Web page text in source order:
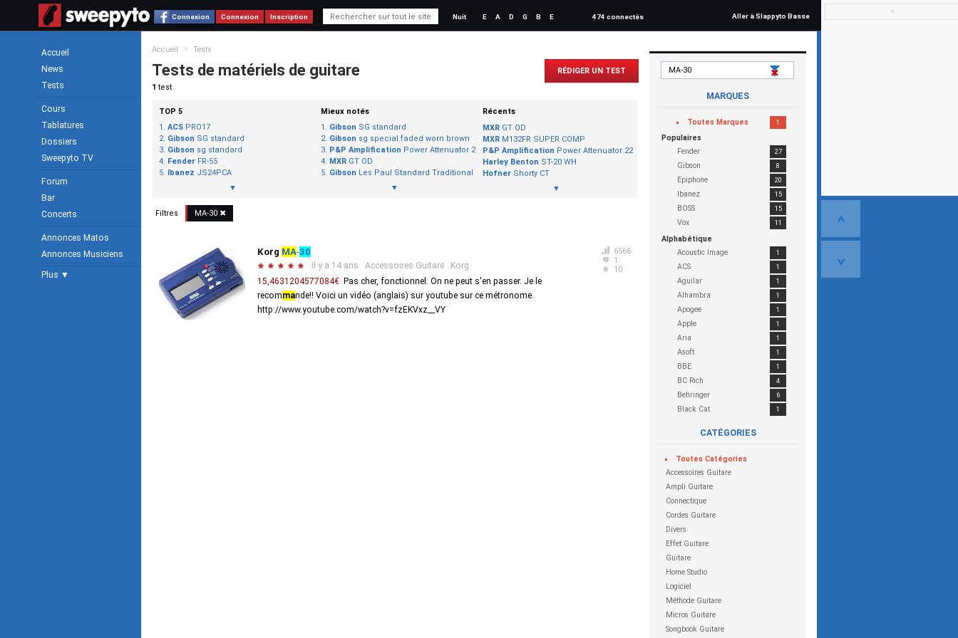
Connexion Connexion Inscription Nuit E A D G B E 474 connectés Aller à Slappyto Basse
Accueil
News
Tests
Cours
Tablatures
Dossiers
Sweepyto TV
Forum
Bar
Concerts
Annonces Matos
Annonces Musiciens
Plus ▼
Accueil > Tests
Tests de matériels de guitare
1 test
RÉDIGER UN TEST
MARQUES
1
Toutes Marques
Populaires
27
Fender
8
Gibson
20
Epiphone
15
Ibanez
15
BOSS
11
Vox
Alphabétique
1
Acoustic Image
1
ACS
1
Aguilar
1
Alhambra
1
Apogee
1
Apple
1
Aria
1
Asoft
1
BBE
4
BC Rich
6
Behringer
1
Black Cat
BlackstarCATÉGORIES
Toutes Catégories
Accessoires Guitare
Ampli Guitare
Connectique
Cordes Guitare
Divers
Effet Guitare
Guitare
Home Studio
Logiciel
Méthode Guitare
Micros Guitare
Songbook Guitare
TOP 5
ACS PRO17
Gibson SG standard
Gibson sg standard
Fender FR-55
Ibanez JS24PCA
▼
Mieux notés
Gibson SG standard
Gibson sg special faded worn brown
P&P Amplification Power Attenuator 22
MXR GT OD
Gibson Les Paul Standard Traditional Pro
▼
Récents
MXR GT OD
MXR M132FR SUPER COMP
P&P Amplification Power Attenuator 22
Harley Benton ST-20 WH
Hofner Shorty CT
▼
Filtres MA-30 ✖
6566
1
10
Korg MA-30
★ ★ ★ ★ ★ · il y a 14 ans · Accessoires Guitare · Korg
15,4631204577084€ Pas cher, fonctionnel. On ne peut s'en passer. Je le
recommande!! Voici un vidéo (anglais) sur youtube sur ce métronome.
http://www.youtube.com/watch?v=fzEKVxz__VY
▼